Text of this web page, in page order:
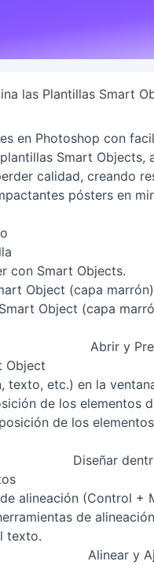
las Plantillas Smart
en Photoshop con
Smart
calidad, creando
pósters en
con Smart Objects.
Object (capa
Abrir y
Object
texto, etc.) en la
de los elementos
Diseñar
alineación (Control +
Alinear y